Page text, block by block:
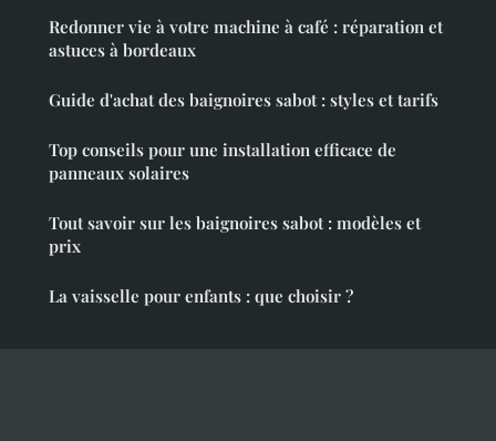
Redonner vie à votre machine à café : réparation et
astuces à bordeaux
Guide d'achat des baignoires sabot : styles et tarifs
Top conseils pour une installation efficace de
panneaux solaires
Tout savoir sur les baignoires sabot : modèles et
prix
La vaisselle pour enfants : que choisir ?